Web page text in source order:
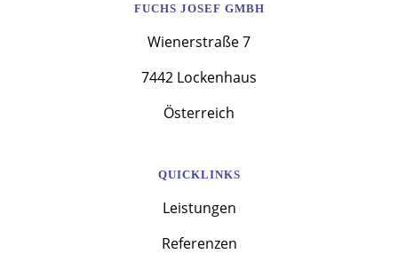
FUCHS JOSEF GMBH
Wienerstraße 7
7442 Lockenhaus
Österreich
QUICKLINKS
Leistungen
Referenzen